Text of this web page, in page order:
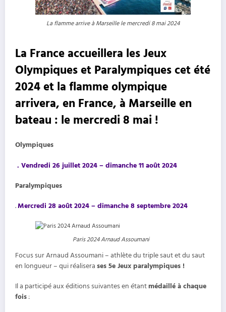
La flamme arrive à Marseille le mercredi 8 mai 2024
La France accueillera les Jeux
Olympiques et Paralympiques cet été
2024 et la flamme olympique
arrivera, en France, à Marseille en
bateau : le mercredi 8 mai !
Olympiques
. Vendredi 26 juillet 2024 – dimanche 11 août 2024
Paralympiques
.Mercredi 28 août 2024 – dimanche 8 septembre 2024
Paris 2024 Arnaud Assoumani
Focus sur Arnaud Assoumani – athlète du triple saut et du saut
en longueur – qui réalisera ses 5e Jeux paralympiques !
Il a participé aux éditions suivantes en étantmédaillé à chaque
fois :